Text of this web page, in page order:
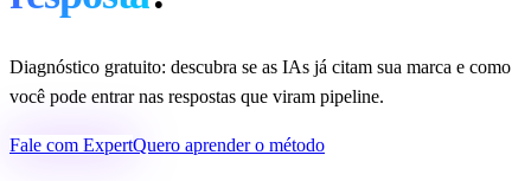
Diagnóstico gratuito: descubra se as IAs já citam sua marca e como
você pode entrar nas respostas que viram pipeline.
Fale com ExpertQuero aprender o método